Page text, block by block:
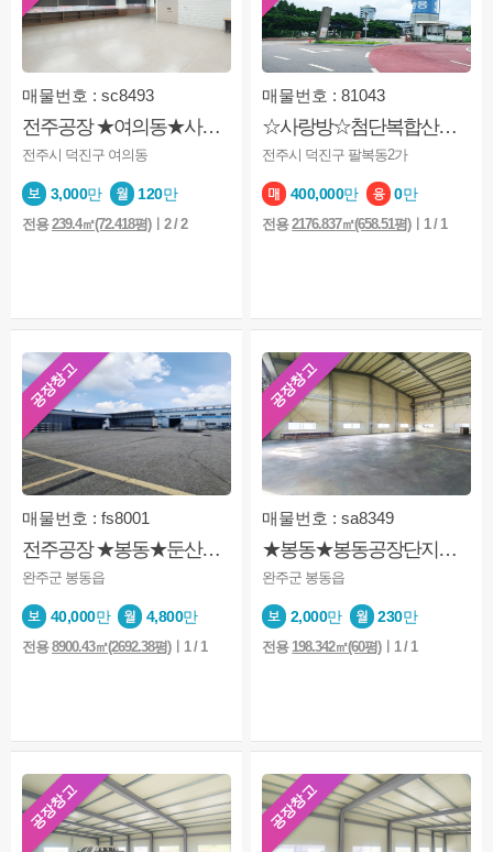
매물번호 : sc8493
전주공장 ★여의동★사무실★용도 공장★공장형사무실★무권리금
전주시 덕진구 여의동
3,000만 120만
전용239.4㎡(72.418평)ㅣ2 / 2
매물번호 : 81043
☆사랑방☆첨단복합산업단지☆잡종지 약 1861평
전주시 덕진구 팔복동2가
400,000만 0만
전용2176.837㎡(658.51평)ㅣ1 / 1
공장창고
매물번호 : fs8001
전주공장 ★봉동★둔산리★4개동★넓은마당
완주군 봉동읍
40,000만 4,800만
전용8900.43㎡(2692.38평)ㅣ1 / 1
공장창고
매물번호 : sa8349
★봉동★봉동공장단지내★분할★공장★창고추천★호이스트
완주군 봉동읍
2,000만 230만
전용 198.342㎡(60평)ㅣ1 / 1
공장창고 공장창고
상담완료 호성동1가 사무실 볼수있을까요? 2026-08-06
상담완료 안녕하세요 혹시 단독주택일까요? 2026-08-06